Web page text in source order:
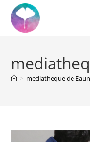
> mediatheque de